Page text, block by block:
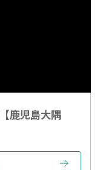
鹿児島大隅